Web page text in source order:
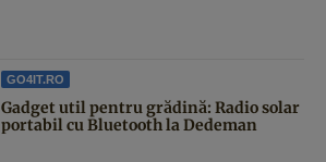
GO4IT.RO
Gadget util pentru grădină: Radio solar
portabil cu Bluetooth la Dedeman